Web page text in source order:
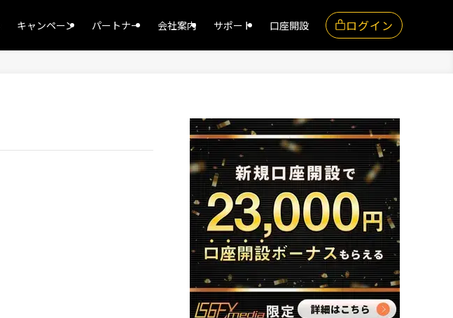
キャンペーン パートナー 会社案内 サポート 口座開設 ログイン